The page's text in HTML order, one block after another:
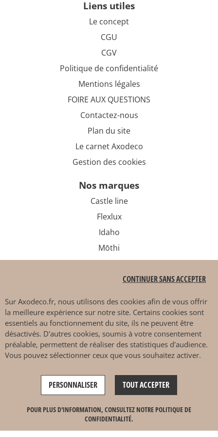
AJOUTER AU PANIER
DÉCOUVRIR EN MAGASIN
liens utiles
Le concept
CGU
CGV
Politique de confidentialité
Mentions légales
FOIRE AUX QUESTIONS
Contactez-nous
Plan du site
Le carnet Axodeco
Gestion des cookies
nos marques
Castle line
Flexlux
Idaho
Mōthi
Sits
PAIEMENT SÉCURISÉ
4.7 / 5
Sur Axodeco.fr, nous utilisons des cookies afin de vous offrir
la meilleure expérience sur notre site. Certains cookies sont
essentiels au fonctionnement du site, ils ne peuvent être
désactivés. D'autres cookies, soumis à votre consentement
préalable, permettent de réaliser des statistiques d'audience.
Vous pouvez sélectionner ceux que vous souhaitez activer.
TOUT ACCEPTER
CONTINUER SANS ACCEPTER
PERSONNALISER
POUR PLUS D'INFORMATION, CONSULTEZ NOTRE POLITIQUE DE
CONFIDENTIALITÉ.